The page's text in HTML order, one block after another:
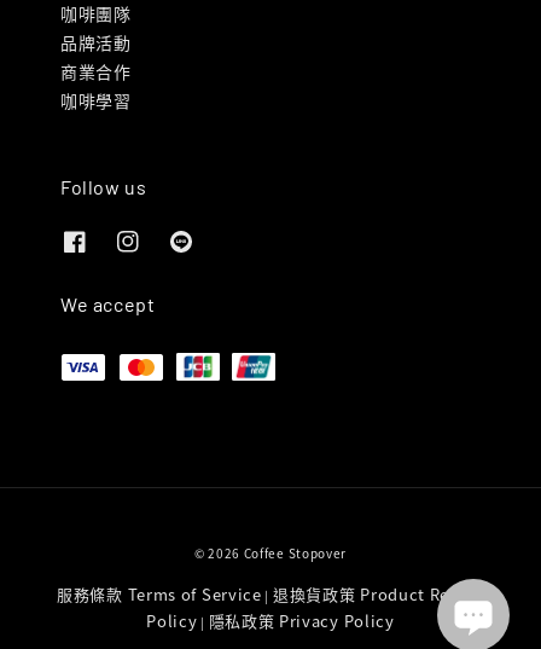
咖啡團隊
品牌活動
商業合作
咖啡學習
Follow us
We accept
© 2026 Coffee Stopover
服務條款 Terms of Service | 退換貨政策 Product Return
Policy | 隱私政策 Privacy Policy